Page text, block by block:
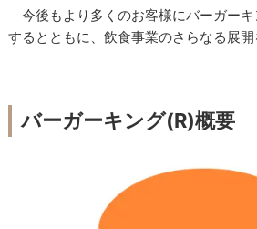
今後もより多くのお客様にバーガー
するとともに、飲食事業のさらなる展開
バーガーキング(R)概要